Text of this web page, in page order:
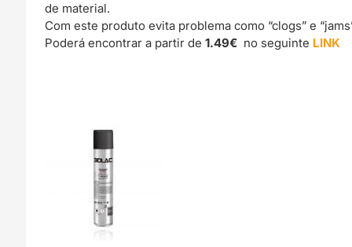
de material.
Com este produto evita problema como “clogs” e
Poderá encontrar a partir de1.49€ no seguinte LINK